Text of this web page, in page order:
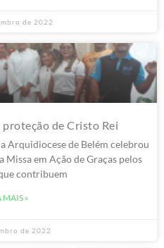
de 2022
proteção de Cristo Rei
Arquidiocese de Belém celebrou
Missa em Ação de Graças pelos
contribuem
MAIS »
de 2022